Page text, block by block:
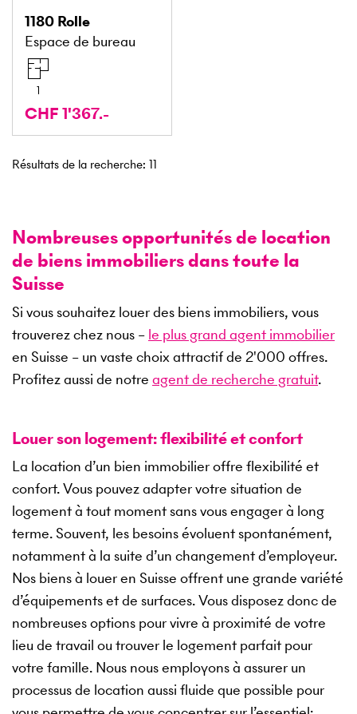
1180 Rolle
Espace de bureau
1
CHF 1'367.-
Résultats de la recherche: 11
Nombreuses opportunités de location
de biens immobiliers dans toute la
Suisse
Si vous souhaitez louer des biens immobiliers, vous
trouverez chez nous – le plus grand agent immobilier
en Suisse – un vaste choix attractif de 2'000 offres.
Profitez aussi de notre agent de recherche gratuit.
Louer son logement: flexibilité et confort
La location d’un bien immobilier offre flexibilité et
confort. Vous pouvez adapter votre situation de
logement à tout moment sans vous engager à long
terme. Souvent, les besoins évoluent spontanément,
notamment à la suite d’un changement d’employeur.
Nos biens à louer en Suisse offrent une grande variété
d’équipements et de surfaces. Vous disposez donc de
nombreuses options pour vivre à proximité de votre
lieu de travail ou trouver le logement parfait pour
votre famille. Nous nous employons à assurer un
processus de location aussi fluide que possible pour